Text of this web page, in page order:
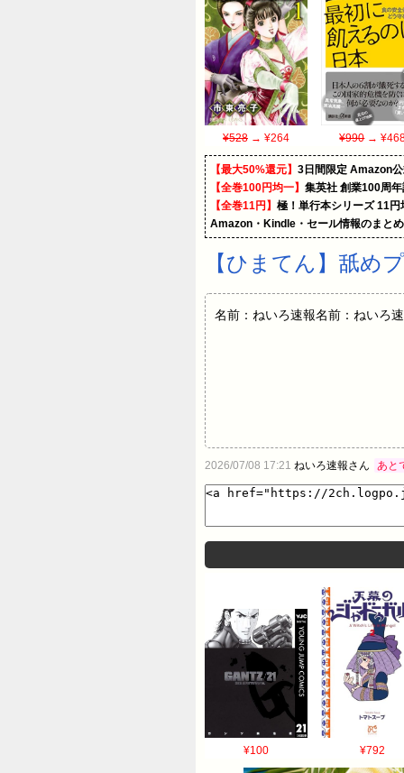
¥528 → ¥264 ¥990→
【最大50%還元】 3日間限定 Amazon
【全巻100円均一】 集英社 創業100周
【全巻11円】 極！単行本シリーズ 11円
Amazon・Kindle・セール情報のまと
【ひまてん】舐めプ
名前：ねいろ速報名前：ねいろ
2026/07/08 17:21 ねいろ速報さん あと
¥100 ¥792